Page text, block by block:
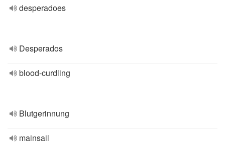
desperadoes
Desperados
blood-curdling
Blutgerinnung
mainsail